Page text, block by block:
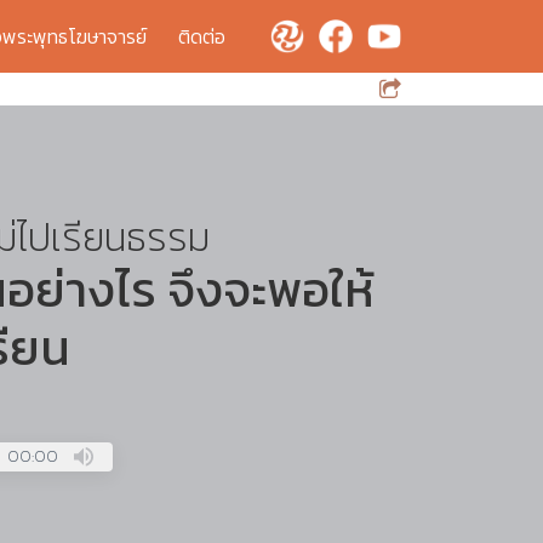
ระพุทธโฆษาจารย์
ติดต่อ
ปเรียนธรรม
ย่างไร จึงจะพอให้
ยน
00:00